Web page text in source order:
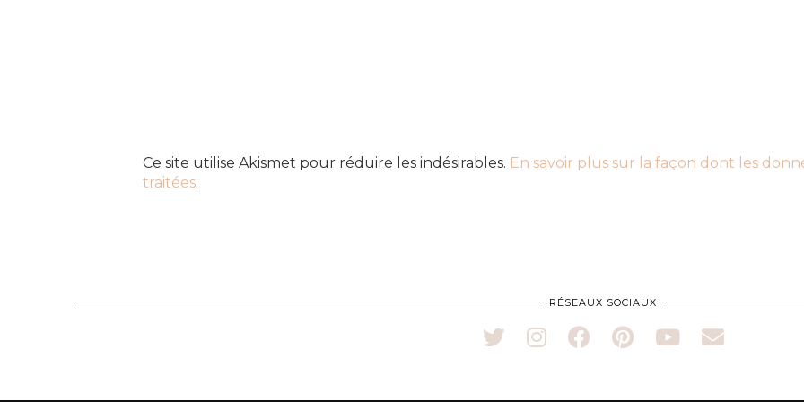
Ce site utilise Akismet pour réduire les indésirables. En savoir plus sur la façon dont les
traitées.
RÉSEAUX SOCIAUX